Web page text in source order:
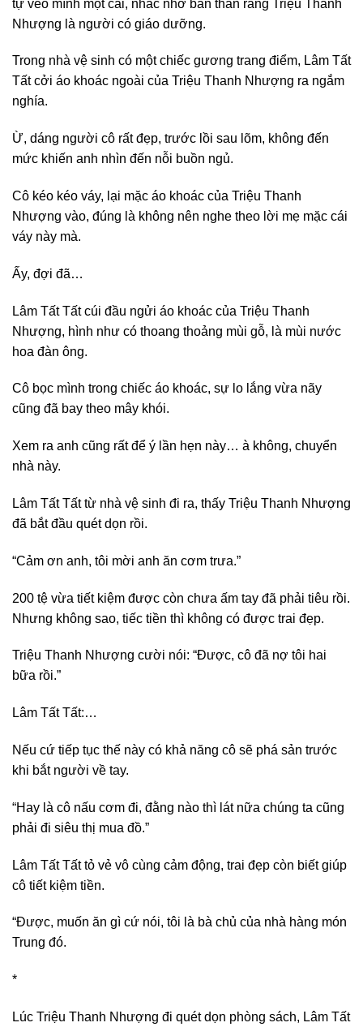
tự véo mình một cái, nhắc nhở bản thân rằng Triệu Thanh
Nhượng là người có giáo dưỡng.
Trong nhà vệ sinh có một chiếc gương trang điểm, Lâm Tất
Tất cởi áo khoác ngoài của Triệu Thanh Nhượng ra ngắm
nghía.
Ừ, dáng người cô rất đẹp, trước lồi sau lõm, không đến
mức khiến anh nhìn đến nỗi buồn ngủ.
Cô kéo kéo váy, lại mặc áo khoác của Triệu Thanh
Nhượng vào, đúng là không nên nghe theo lời mẹ mặc cái
váy này mà.
Ấy, đợi đã…
Lâm Tất Tất cúi đầu ngửi áo khoác của Triệu Thanh
Nhượng, hình như có thoang thoảng mùi gỗ, là mùi nước
hoa đàn ông.
Cô bọc mình trong chiếc áo khoác, sự lo lắng vừa nãy
cũng đã bay theo mây khói.
Xem ra anh cũng rất để ý lần hẹn này… à không, chuyển
nhà này.
Lâm Tất Tất từ nhà vệ sinh đi ra, thấy Triệu Thanh Nhượng
đã bắt đầu quét dọn rồi.
“Cảm ơn anh, tôi mời anh ăn cơm trưa.”
200 tệ vừa tiết kiệm được còn chưa ấm tay đã phải tiêu rồi.
Nhưng không sao, tiếc tiền thì không có được trai đẹp.
Triệu Thanh Nhượng cười nói: “Được, cô đã nợ tôi hai
bữa rồi.”
Lâm Tất Tất:…
Nếu cứ tiếp tục thế này có khả năng cô sẽ phá sản trước
khi bắt người về tay.
“Hay là cô nấu cơm đi, đằng nào thì lát nữa chúng ta cũng
phải đi siêu thị mua đồ.”
Lâm Tất Tất tỏ vẻ vô cùng cảm động, trai đẹp còn biết giúp
cô tiết kiệm tiền.
“Được, muốn ăn gì cứ nói, tôi là bà chủ của nhà hàng món
Trung đó.
*
Lúc Triệu Thanh Nhượng đi quét dọn phòng sách, Lâm Tất